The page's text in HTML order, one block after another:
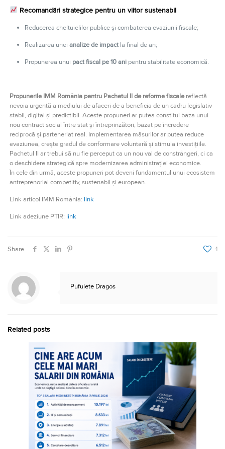
Recomandări strategice pentru un viitor sustenabil
Reducerea cheltuielilor publice și combaterea evaziunii fiscale;
Realizarea uneianalize de impact la final de an;
Propunerea unui pact fiscal pe 10 ani pentru stabilitate economică.
Propunerile IMM România pentru Pachetul II de reforme fiscalereflectă
nevoia urgentă a mediului de afaceri de a beneficia de un cadru legislativ
stabil, digital și predictibil. Aceste propuneri ar putea constitui baza unui
nou contract social între stat și întreprinzători, bazat pe încredere
reciprocă și parteneriat real. Implementarea măsurilor ar putea reduce
evaziunea, crește gradul de conformare voluntară și stimula investițiile.
Pachetul II ar trebui să nu fie perceput ca un nou val de constrângeri, ci ca
o deschidere strategică spre modernizarea administrației economice.
În cele din urmă, aceste propuneri pot deveni fundamentul unui ecosistem
antreprenorial competitiv, sustenabil și european.
Link articol IMM România: link
Link adeziune PTIR: link
Share 1
Pufulete Dragos
Related posts